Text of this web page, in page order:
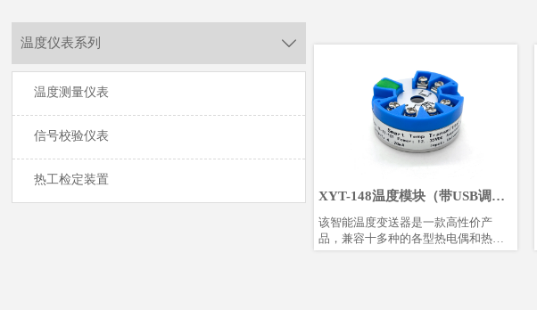
温度仪表系列 
温度测量仪表
信号校验仪表
热工检定装置
XYT-148温度模块（带USB调
试）
​该智能温度变送器是一款高性价产
品，兼容十多种的各型热电偶和热电
阻信号变送。使用24位Σ-△采样芯